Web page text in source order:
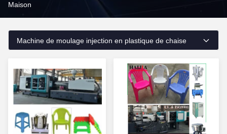
Maison
Machine de moulage injection en plastique de chaise